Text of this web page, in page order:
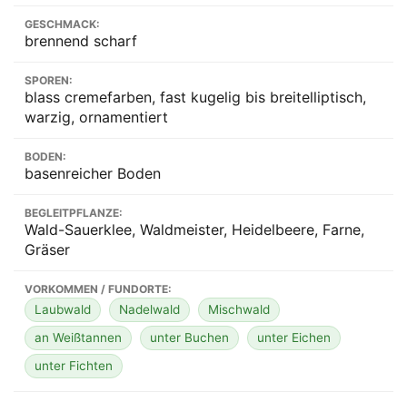
GESCHMACK:
brennend scharf
SPOREN:
blass cremefarben, fast kugelig bis breitelliptisch,
warzig, ornamentiert
BODEN:
basenreicher Boden
BEGLEITPFLANZE:
Wald-Sauerklee, Waldmeister, Heidelbeere, Farne,
Gräser
VORKOMMEN / FUNDORTE:
Laubwald Nadelwald
Mischwald
an Weißtannen
unter Buchen
unter Eichen
unter Fichten